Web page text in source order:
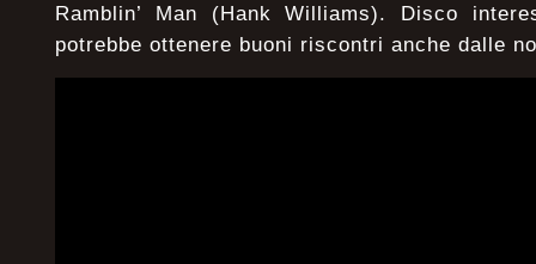
Ramblin’ Man (Hank Williams). Disco
potrebbe ottenere buoni riscontri anche dalle